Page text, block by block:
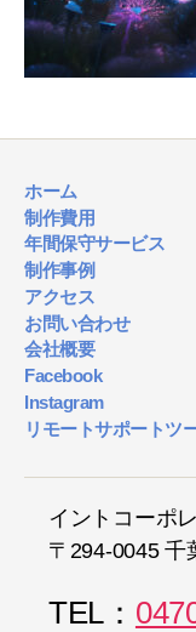
ホーム
制作費用
年間保守サービス
制作事例
アクセス
お問い合わせ
会社概要
Facebook
Instagram
リモートサポートツ
イントコーポ
〒294-0045 千
TEL：